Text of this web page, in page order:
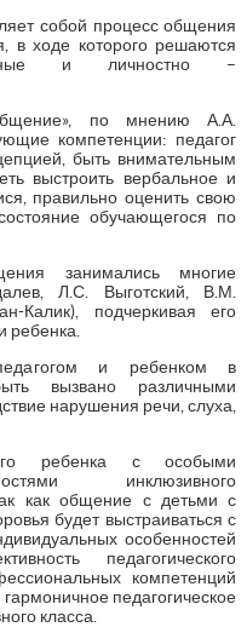
собой процесс общения
в ходе которого решаются
и личностно –
по мнению А.А.
компетенции: педагог
быть внимательным
выстроить вербальное и
правильно оценить свою
обучающегося по
занимались многие
Л.С. Выготский, В.М.
Калик), подчеркивая его
ребенка.
и ребенком в
вызвано различными
нарушения речи, слуха,
ребенка с особыми
инклюзивного
как общение с детьми с
будет выстраиваться с
особенностей
педагогического
компетенций
педагогическое
класса.